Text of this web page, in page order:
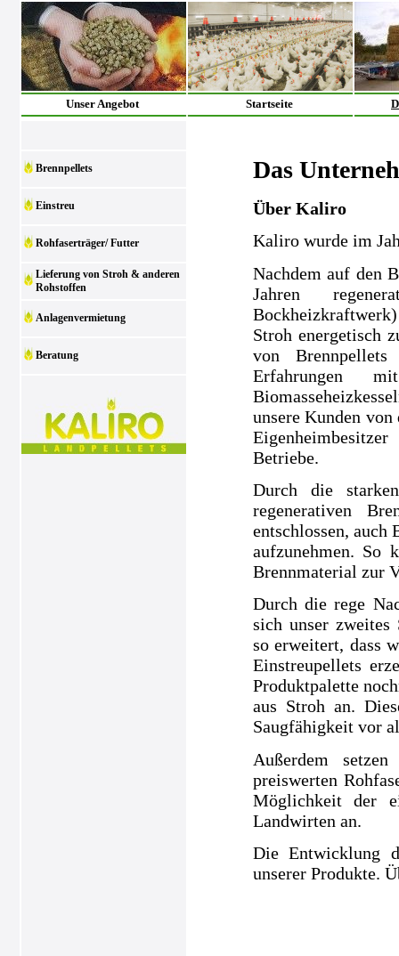
Unser Angebot Startseite
Brennpellets
Einstreu
Rohfaserträger/ Futter
Lieferung von Stroh & anderen
Rohstoffen
Anlagenvermietung
Beratung
Das
Über Kaliro
Kaliro wurde im
Nachdem auf den
Jahren
Stroh energetisch
von
Erfahrungen
unsere Kunden
Betriebe.
Durch die
regenerativen
entschlossen, auch
aufzunehmen. So
Brennmaterial zur
Durch die rege
sich unser zweites
so erweitert, dass
Einstreupellets
Produktpalette
aus Stroh an.
Saugfähigkeit vor
Außerdem
preiswerten
Möglichkeit der
Landwirten an.
Die Entwicklung
unserer Produkte.